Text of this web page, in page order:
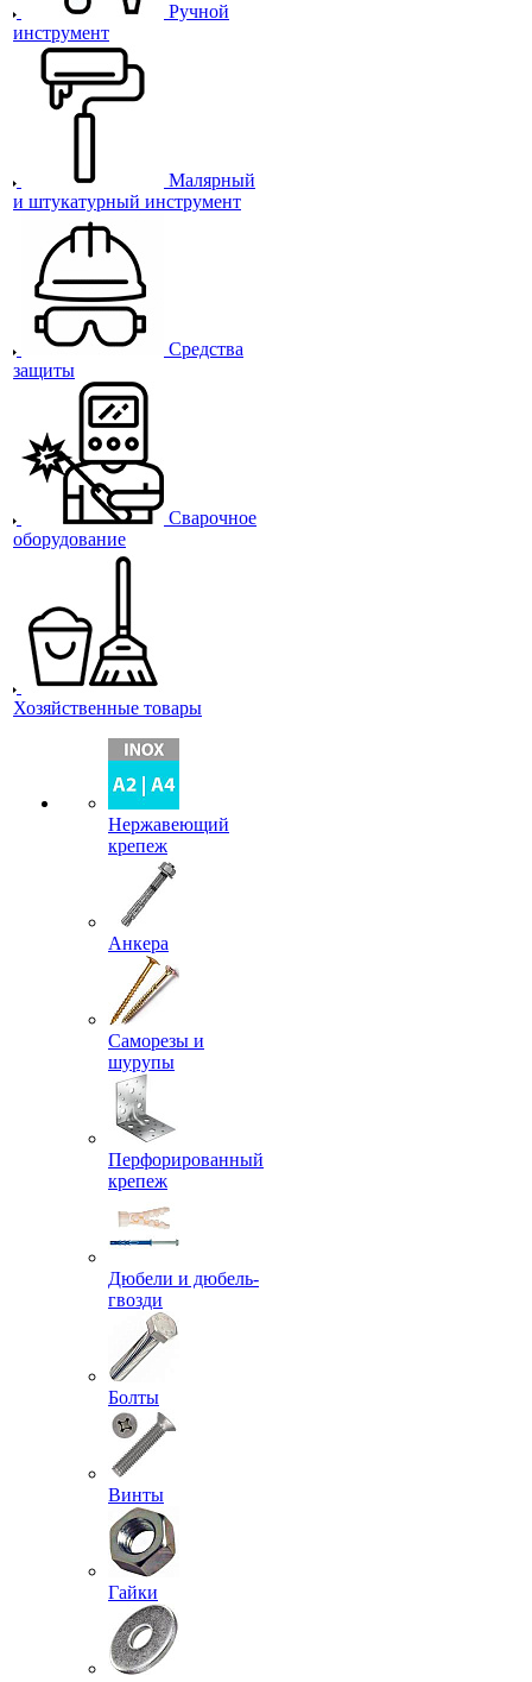
Ручной
инструмент
Малярный
и штукатурный инструмент
Средства
защиты
Сварочное
оборудование
Хозяйственные товары
Нержавеющий
крепеж
Анкера
Саморезы и
шурупы
Перфорированный
крепеж
Дюбели и дюбель-
гвозди
Болты
Винты
Гайки